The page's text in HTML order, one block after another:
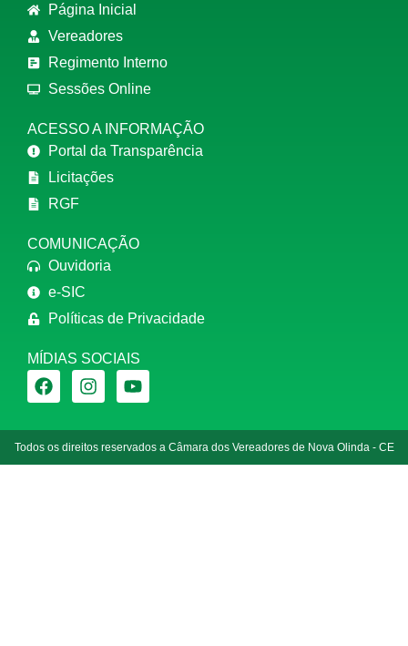
Página Inicial
Vereadores
Regimento Interno
Sessões Online
ACESSO A INFORMAÇÃO
Portal da Transparência
Licitações
RGF
COMUNICAÇÃO
Ouvidoria
e-SIC
Políticas de Privacidade
MÍDIAS SOCIAIS
Todos os direitos reservados a Câmara dos Vereadores de Nova Olinda - CE